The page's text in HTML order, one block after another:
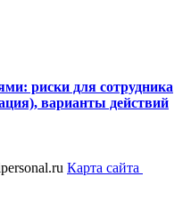
риски для сотрудника
варианты действий
Карта сайта